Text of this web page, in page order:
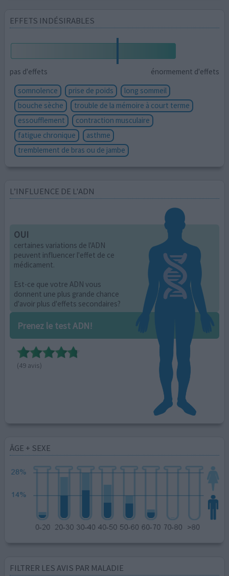
EFFETS INDÉSIRABLES
pas d'effets
énormement d'effets
somnolence
prise de poids
long sommeil
bouche sèche
trouble de la mémoire à court terme
essoufflement
contraction musculaire
fatigue chronique
asthme
tremblement de bras ou de jambe
L’INFLUENCE DE L'ADN
OUI
certaines variations de l'ADN
peuvent influencer l'effet de ce
médicament.
Est-ce que votre ADN vous
donnent une plus grande chance
d'avoir plus d'effets secondaires?
Prenez le test ADN!
(49 avis)
ÂGE + SEXE
FILTRER LES AVIS PAR MALADIE